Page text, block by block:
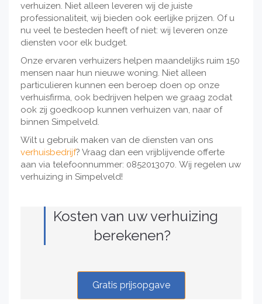
verhuizen. Niet alleen leveren wij de juiste
professionaliteit, wij bieden ook eerlijke prijzen. Of u
nu veel te besteden heeft of niet: wij leveren onze
diensten voor elk budget.
Onze ervaren verhuizers helpen maandelijks ruim 150
mensen naar hun nieuwe woning. Niet alleen
particulieren kunnen een beroep doen op onze
verhuisfirma, ook bedrijven helpen we graag zodat
ook zij goedkoop kunnen verhuizen van, naar of
binnen Simpelveld.
Wilt u gebruik maken van de diensten van ons
verhuisbedrijf? Vraag dan een vrijblijvende offerte
aan via telefoonnummer: 0852013070. Wij regelen uw
verhuizing in Simpelveld!
Kosten van uw verhuizing
berekenen?
Gratis prijsopgave